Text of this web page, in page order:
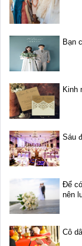
Bạn
Kinh
Sáu
Để
nên
Cô